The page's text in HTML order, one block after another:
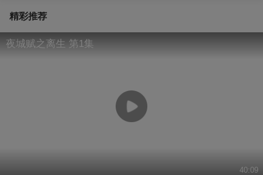
精彩推荐
夜城赋之离生 第1集
40:09